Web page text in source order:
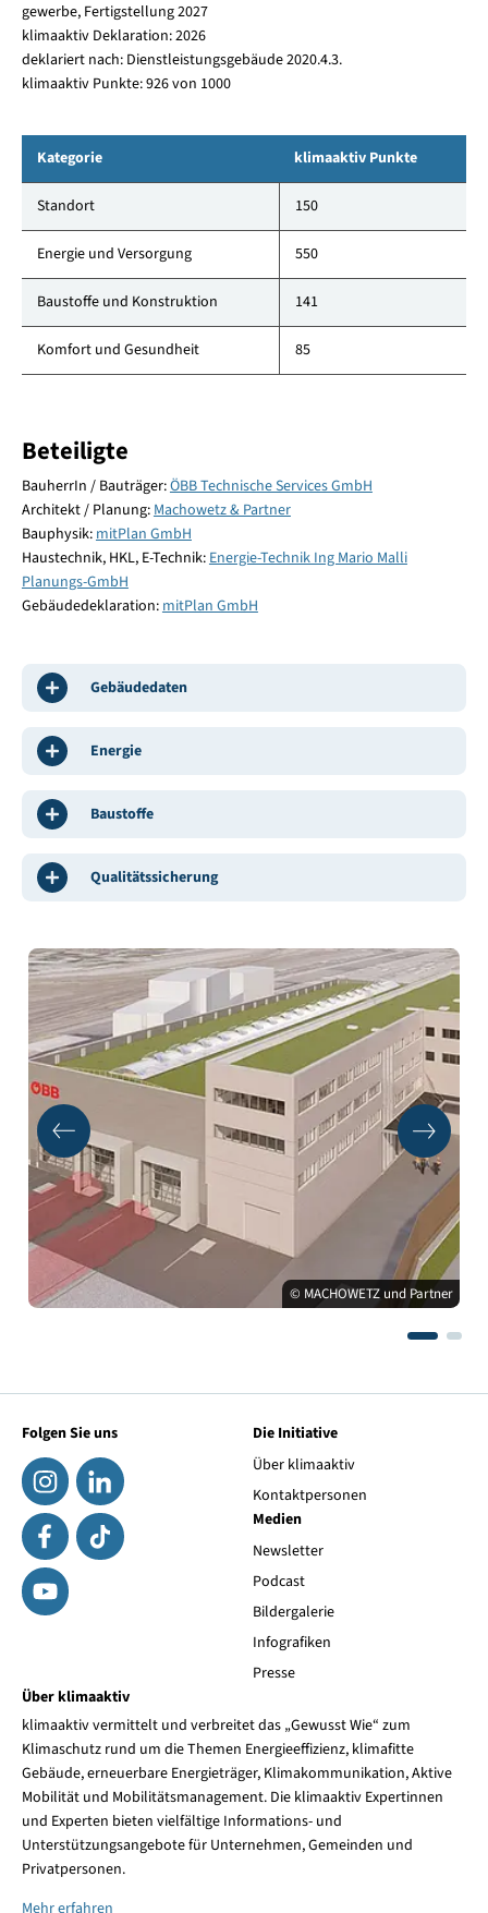
gewerbe, Fertigstellung 2027
klimaaktiv Deklaration: 2026
deklariert nach: Dienstleistungsgebäude 2020.4.3.
klimaaktiv Punkte: 926 von 1000
Kategorie klimaaktiv Punkte
Standort 150
Energie und Versorgung 550
Baustoffe und Konstruktion 141
Komfort und Gesundheit 85
Beteiligte
BauherrIn / Bauträger:ÖBB Technische Services GmbH
Architekt / Planung:Machowetz & Partner
Bauphysik:mitPlan GmbH
Haustechnik, HKL, E-Technik:Energie-Technik Ing Mario Malli
Planungs-GmbH
Gebäudedeklaration:mitPlan GmbH
Gebäudedaten
Energie
Baustoffe
Qualitätssicherung
© MACHOWETZ und Partner
Folgen Sie uns
Die Initiative
Über klimaaktiv
Kontaktpersonen
Medien
Newsletter
Podcast
Bildergalerie
Infografiken
Presse
Über klimaaktiv
klimaaktiv vermittelt und verbreitet das „Gewusst Wie“ zum
Klimaschutz rund um die Themen Energieeffizienz, klimafitte
Gebäude, erneuerbare Energieträger, Klimakommunikation, Aktive
Mobilität und Mobilitätsmanagement. Die klimaaktiv Expertinnen
und Experten bieten vielfältige Informations- und
Unterstützungsangebote für Unternehmen, Gemeinden und
Privatpersonen.